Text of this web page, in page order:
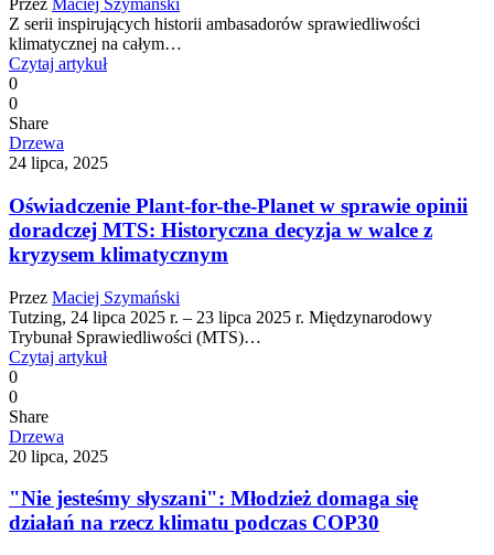
Przez Maciej Szymański
Z serii inspirujących historii ambasadorów sprawiedliwości
klimatycznej na całym…
Czytaj artykuł
0
0
Share
Drzewa
24 lipca, 2025
Oświadczenie Plant-for-the-Planet w sprawie opinii
doradczej MTS: Historyczna decyzja w walce z
kryzysem klimatycznym
Przez Maciej Szymański
Tutzing, 24 lipca 2025 r. – 23 lipca 2025 r. Międzynarodowy
Trybunał Sprawiedliwości (MTS)…
Czytaj artykuł
0
0
Share
Drzewa
20 lipca, 2025
"Nie jesteśmy słyszani": Młodzież domaga się
działań na rzecz klimatu podczas COP30